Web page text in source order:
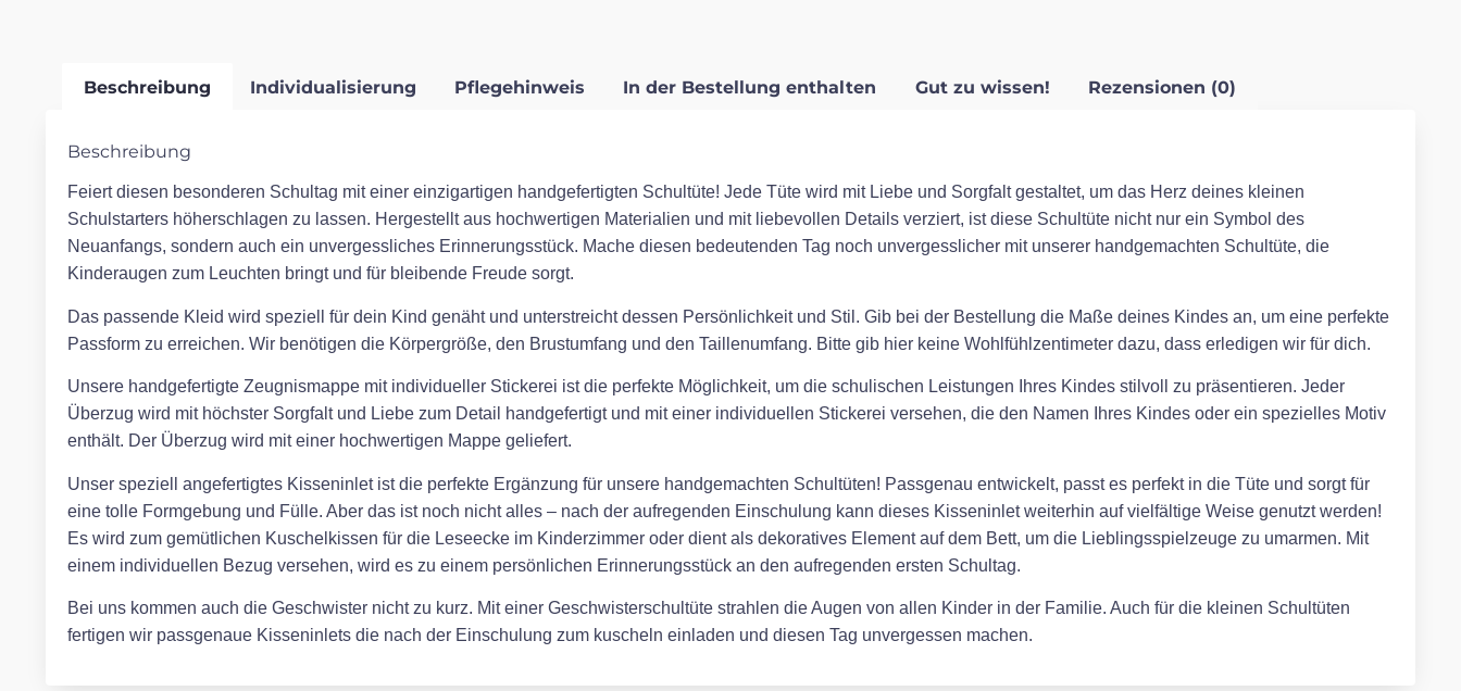
Beschreibung Individualisierung Pflegehinweis In der Bestellung enthalten Gut zu wissen! Rezensionen (0)
Beschreibung
Feiert diesen besonderen Schultag mit einer einzigartigen handgefertigten Schultüte! Jede Tüte wird mit Liebe und Sorgfalt gestaltet, um das Herz deines kleinen
Schulstarters höherschlagen zu lassen. Hergestellt aus hochwertigen Materialien und mit liebevollen Details verziert, ist diese Schultüte nicht nur ein Symbol des
Neuanfangs, sondern auch ein unvergessliches Erinnerungsstück. Mache diesen bedeutenden Tag noch unvergesslicher mit unserer handgemachten Schultüte, die
Kinderaugen zum Leuchten bringt und für bleibende Freude sorgt.
Das passende Kleid wird speziell für dein Kind genäht und unterstreicht dessen Persönlichkeit und Stil. Gib bei der Bestellung die Maße deines Kindes an, um eine perfekte
Passform zu erreichen. Wir benötigen die Körpergröße, den Brustumfang und den Taillenumfang. Bitte gib hier keine Wohlfühlzentimeter dazu, dass erledigen wir für dich.
Unsere handgefertigte Zeugnismappe mit individueller Stickerei ist die perfekte Möglichkeit, um die schulischen Leistungen Ihres Kindes stilvoll zu präsentieren. Jeder
Überzug wird mit höchster Sorgfalt und Liebe zum Detail handgefertigt und mit einer individuellen Stickerei versehen, die den Namen Ihres Kindes oder ein spezielles Motiv
enthält. Der Überzug wird mit einer hochwertigen Mappe geliefert.
Unser speziell angefertigtes Kisseninlet ist die perfekte Ergänzung für unsere handgemachten Schultüten! Passgenau entwickelt, passt es perfekt in die Tüte und sorgt für
eine tolle Formgebung und Fülle. Aber das ist noch nicht alles – nach der aufregenden Einschulung kann dieses Kisseninlet weiterhin auf vielfältige Weise genutzt werden!
Es wird zum gemütlichen Kuschelkissen für die Leseecke im Kinderzimmer oder dient als dekoratives Element auf dem Bett, um die Lieblingsspielzeuge zu umarmen. Mit
einem individuellen Bezug versehen, wird es zu einem persönlichen Erinnerungsstück an den aufregenden ersten Schultag.
Bei uns kommen auch die Geschwister nicht zu kurz. Mit einer Geschwisterschultüte strahlen die Augen von allen Kinder in der Familie. Auch für die kleinen Schultüten
fertigen wir passgenaue Kisseninlets die nach der Einschulung zum kuscheln einladen und diesen Tag unvergessen machen.